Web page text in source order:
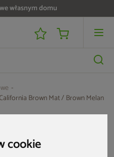
cookie
własnym domu
kartę i raty RRSO 0%
Brown Mat / Brown Melange